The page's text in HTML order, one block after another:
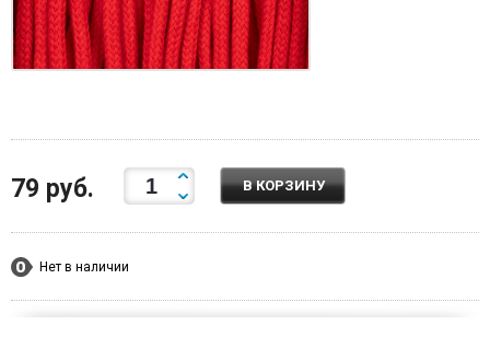
79 руб. В КОРЗИНУ
Нет в наличии